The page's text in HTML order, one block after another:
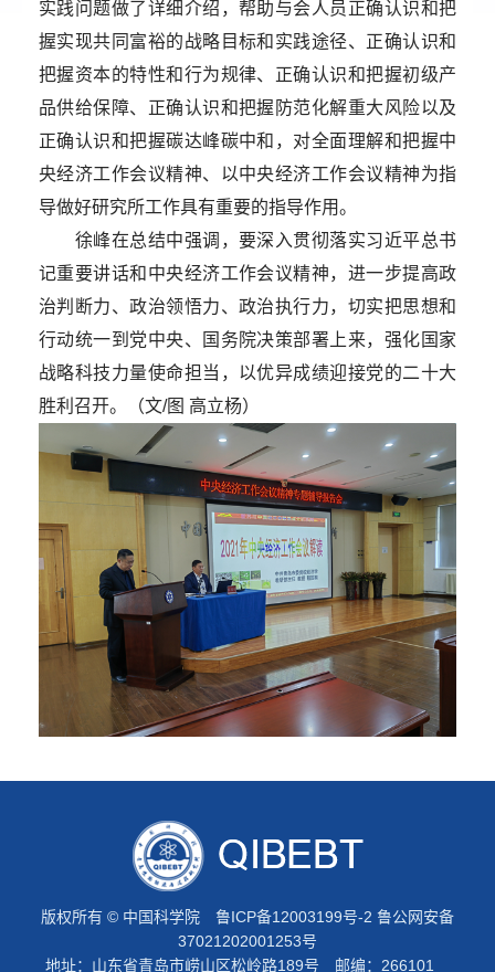
实践问题做了详细介绍，帮助与会人员正确认识和把
握实现共同富裕的战略目标和实践途径、正确认识和
把握资本的特性和行为规律、正确认识和把握初级产
品供给保障、正确认识和把握防范化解重大风险以及
正确认识和把握碳达峰碳中和，对全面理解和把握中
央经济工作会议精神、以中央经济工作会议精神为指
导做好研究所工作具有重要的指导作用。
徐峰在总结中强调，要深入贯彻落实习近平总书
记重要讲话和中央经济工作会议精神，进一步提高政
治判断力、政治领悟力、政治执行力，切实把思想和
行动统一到党中央、国务院决策部署上来，强化国家
战略科技力量使命担当，以优异成绩迎接党的二十大
胜利召开。（文/图 高立杨）
版权所有 © 中国科学院 鲁ICP备12003199号-2 鲁公网安备
37021202001253号
地址：山东省青岛市崂山区松岭路189号 邮编：266101